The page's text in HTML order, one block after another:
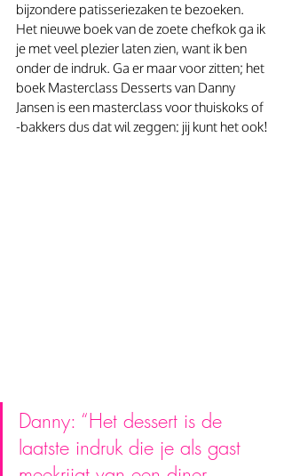
bijzondere patisseriezaken te bezoeken.
Het nieuwe boek van de zoete chefkok ga ik
je met veel plezier laten zien, want ik ben
onder de indruk. Ga er maar voor zitten; het
boek Masterclass Desserts van Danny
Jansen is een masterclass voor thuiskoks of
-bakkers dus dat wil zeggen: jij kunt het ook!
Danny: “Het dessert is de
laatste indruk die je als gast